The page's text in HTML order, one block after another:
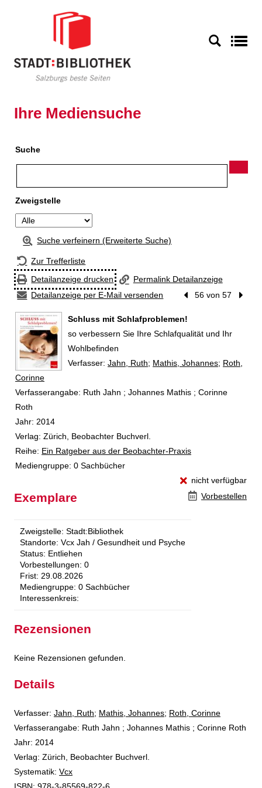
Ihre Mediensuche
Suche
Zweigstelle
Suche verfeinern (Erweiterte Suche)
Zur Trefferliste
Detailanzeige drucken
Permalink Detailanzeige
Detailanzeige per E-Mail versenden
Vorheriger Treffer
56 von 57
Schluss mit Schlafproblemen!
so verbessern Sie Ihre Schlafqualität und Ihr
Wohlbefinden
Verfasser: Suche nach diesem Verfasser
Jahn, Ruth; Mathis, Johannes; Roth,
Corinne
Verfasserangabe: Ruth Jahn ; Johannes Mathis ; Corinne
Roth
Jahr: 2014
Verlag: Zürich, Beobachter Buchverl.
Reihe: Ein Ratgeber aus der Beobachter-Praxis
Mediengruppe: 0 Sachbücher
nicht verfügbar
Vorbestellen
Exemplare
Zweigstelle: Stadt:Bibliothek
Standorte: Vcx Jah / Gesundheit und Psyche
Status: Entliehen
Vorbestellungen: 0
Frist: 29.08.2026
Mediengruppe: 0 Sachbücher
Interessenkreis:
Rezensionen
Keine Rezensionen gefunden.
Details
Verfasser: Suche nach diesem Verfasser
Jahn, Ruth; Mathis, Johannes; Roth, Corinne
Verfasserangabe: Ruth Jahn ; Johannes Mathis ; Corinne Roth
Jahr: 2014
Verlag: Zürich, Beobachter Buchverl.
opens in new tab
Diesen Link in neuem Tab öffnen
Systematik: Suche nach dieser Systematik
Vcx